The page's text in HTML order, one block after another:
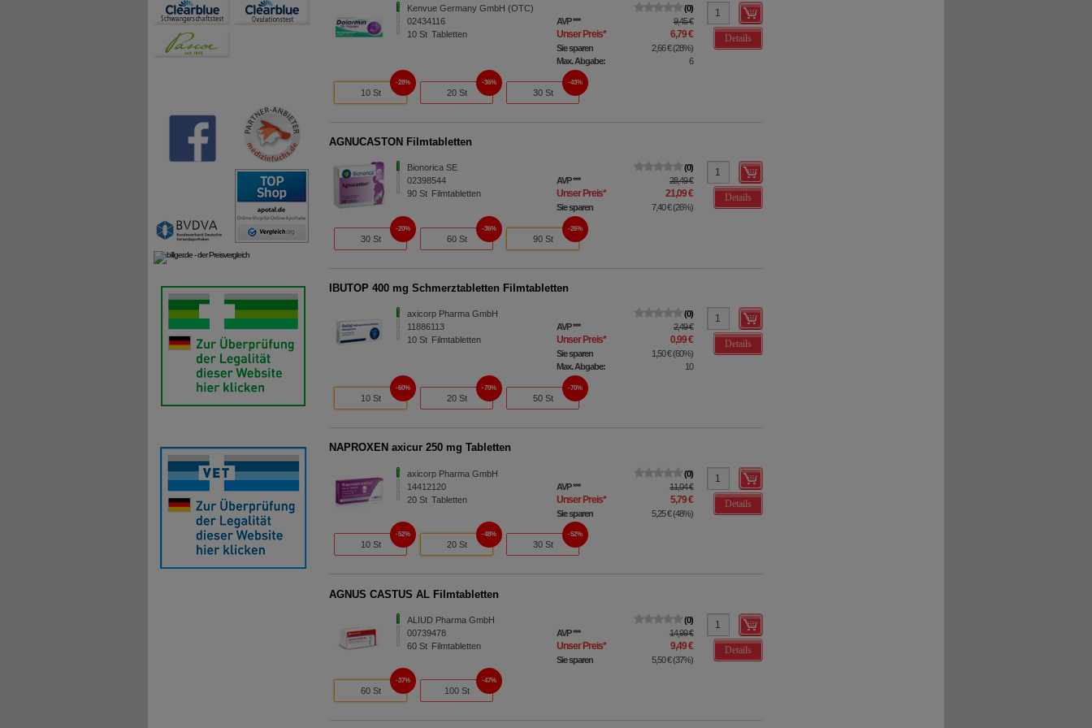
Kenvue Germany GmbH (OTC)
02434116
10St Tabletten
0
AVP*** 9,45 €
Unser Preis* 6,79 €
Sie sparen 2,66 €(28%)
Max. Abgabe:
6
Details
10 St
28%
20 St
36%
30 St
43%
AGNUCASTON Filmtabletten
Bionorica SE
02398544
90St Filmtabletten
0
AVP*** 28,49 €
Unser Preis* 21,09 €
Sie sparen 7,40 €(26%)
Details
30 St
20%
60 St
36%
90 St
26%
IBUTOP 400 mg Schmerztabletten Filmtabletten
axicorp Pharma GmbH
11886113
10St Filmtabletten
0
AVP*** 2,49 €
Unser Preis* 0,99 €
Sie sparen 1,50 €(60%)
Max. Abgabe:
10
Details
10 St
60%
20 St
70%
50 St
70%
NAPROXEN axicur 250 mg Tabletten
axicorp Pharma GmbH
14412120
20St Tabletten
0
AVP*** 11,04 €
Unser Preis* 5,79 €
Sie sparen 5,25 €(48%)
Details
10 St
52%
20 St
48%
30 St
52%
AGNUS CASTUS AL Filmtabletten
ALIUD Pharma GmbH
00739478
60St Filmtabletten
0
AVP*** 14,99 €
Unser Preis* 9,49 €
Sie sparen 5,50 €(37%)
Details
60 St
37%
100 St
47%